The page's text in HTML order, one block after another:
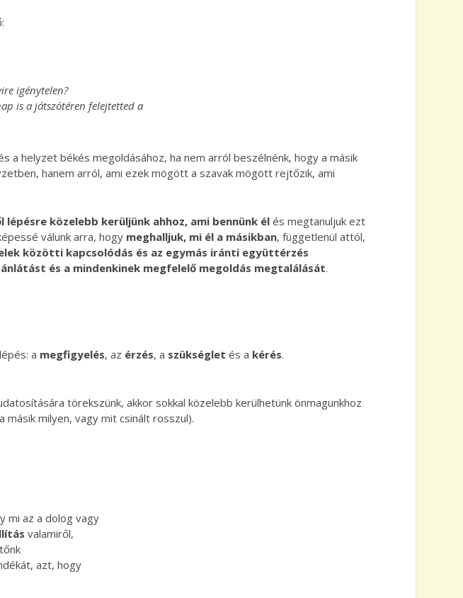
igénytelen?
is a játszótéren felejtetted a
a helyzet békés megoldásához, ha nem arról beszélnénk, hogy a másik
hanem arról, ami ezek mögött a szavak mögött rejtőzik, ami
lépésre közelebb kerüljünk ahhoz, ami bennünk él és megtanuljuk ezt
válunk arra, hogy meghalljuk, mi él a másikban, függetlenül attól,
közötti kapcsolódás és az egymás iránti együttérzés
és a mindenkinek megfelelő megoldás megtalálását.
a megfigyelés, az érzés, a szükséglet és a kérés.
törekszünk, akkor sokkal közelebb kerülhetünk önmagunkhoz
másik milyen, vagy mit csinált rosszul).
mi az a dolog vagy
valamiről,
azt, hogy